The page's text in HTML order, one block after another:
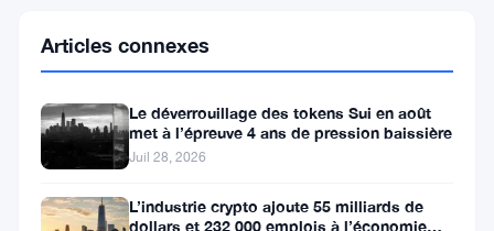
environ
trillions
dollars
Articles connexes
Le déverrouillage des tokens Sui en août
met à l’épreuve 4 ans de pression baissière
Juil 28, 2026
L’industrie crypto ajoute 55 milliards de
dollars et 232 000 emplois à l’économie